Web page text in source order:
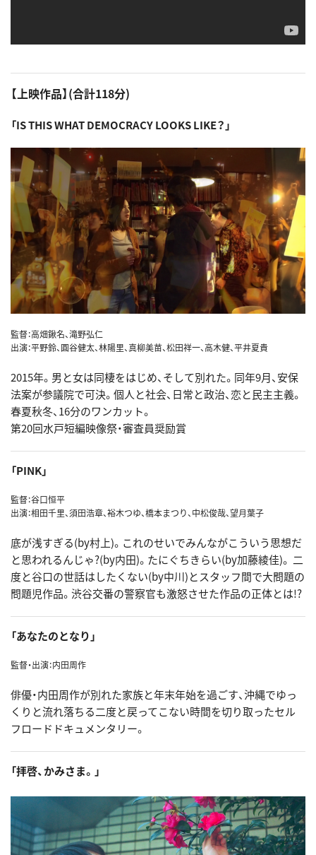
【上映作品】(合計118分)
「IS THIS WHAT DEMOCRACY LOOKS LIKE？」
監督：高畑鍬名、滝野弘仁
出演：平野鈴、圓谷健太、林陽里、真柳美苗、松田祥一、高木健、平井夏貴
2015年。男と女は同棲をはじめ、そして別れた。同年9月、安保
法案が参議院で可決。個人と社会、日常と政治、恋と民主主義。
春夏秋冬、16分のワンカット。
第20回水戸短編映像祭・審査員奨励賞
「PINK」
監督：谷口恒平
出演：相田千里、須田浩章、裕木つゆ、橋本まつり、中松俊哉、望月葉子
底が浅すぎる(by村上)。これのせいでみんながこういう思想だ
と思われるんじゃ?(by内田)。たにぐちきらい(by加藤綾佳)。 二
度と谷口の世話はしたくない(by中川)とスタッフ間で大問題の
問題児作品。渋谷交番の警察官も激怒させた作品の正体とは!?
「あなたのとなり」
監督・出演：内田周作
俳優・内田周作が別れた家族と年末年始を過ごす、沖縄でゆっ
くりと流れ落ちる二度と戻ってこない時間を切り取ったセル
フロードドキュメンタリー。
「拝啓、かみさま。」